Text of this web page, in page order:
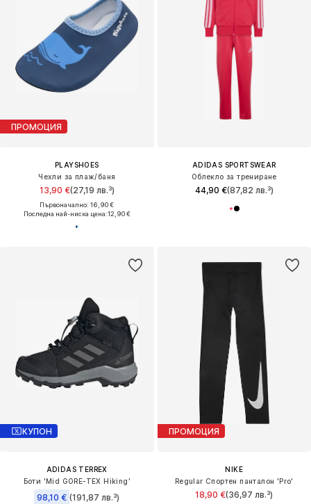
ПРОМОЦИЯ
PLAYSHOES
Чехли за плаж/баня
13,90 €(27,19 лв.³)
Първоначално: 16,90 €
Последна най-ниска цена:12,90 €
ADIDAS SPORTSWEAR
Облекло за трениране
44,90 €(87,82 лв.³)
КУПОН
ADIDAS TERREX
Боти 'Mid GORE-TEX Hiking'
98,10 € (191,87 лв.³)
ПРОМОЦИЯ
NIKE
Regular Спортен панталон 'Pro'
18,90 €(36,97 лв.³)